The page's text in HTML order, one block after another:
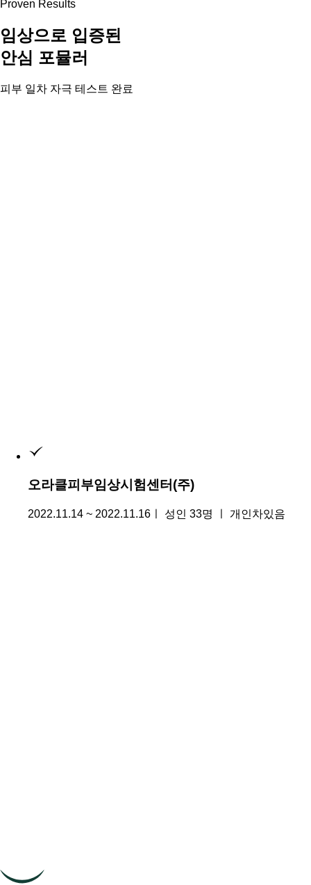
Proven Results
임상으로 입증된
안심 포뮬러
피부 일차 자극 테스트 완료
오라클피부임상시험센터(주)
2022.11.14 ~ 2022.11.16ㅣ 성인 33명 ㅣ 개인차있음